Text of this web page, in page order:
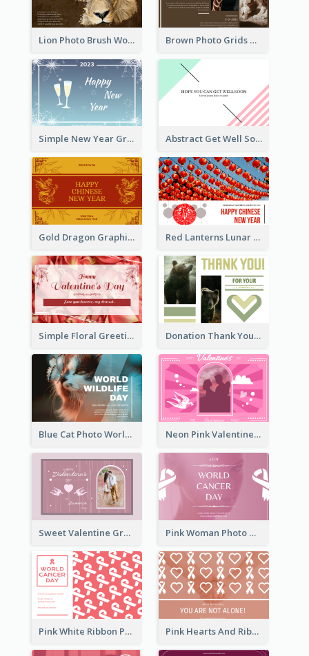
Lion Photo Brush World Wildlife Day Greeting Card Brown Photo Grids World Wildlife Day Greeting Card
Simple New Year Greeting Card For 2021 Abstract Get Well Soon Greeting Card
Gold Dragon Graphic Lunar New Year Greeting Card Red Lanterns Lunar New Year Greeting Card
Simple Floral Greeting Card Of Valentine's Day Donation Thank You Card
Blue Cat Photo World Wildlife Day Greeting Card Neon Pink Valentine Greeting Card Design Ideas
Sweet Valentine Greeting Card Design Ideas Pink Woman Photo World Cancer Day Greeting Card
Pink White Ribbon Patterns World Cancer Day Greeting Card Pink Hearts And Ribbon Patterns World Cancer Day Greeting Card